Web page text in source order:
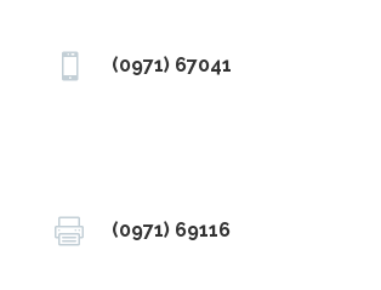
 (0971) 67041
 (0971) 69116